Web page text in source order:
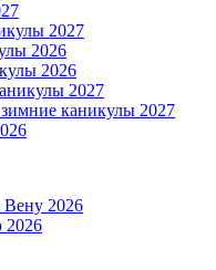
2027
2026
2026
2027
каникулы 2027
Вену 2026
2026